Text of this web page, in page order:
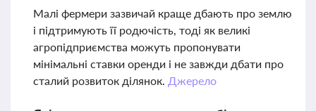
Малі фермери зазвичай краще дбають про землю
і підтримують її родючість, тоді як великі
агропідприємства можуть пропонувати
мінімальні ставки оренди і не завжди дбати про
сталий розвиток ділянок. Джерело